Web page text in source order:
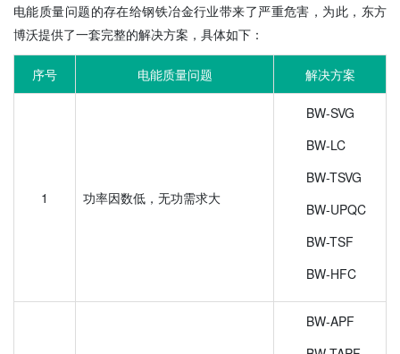
电能质量问题的存在给钢铁冶金行业带来了严重危害，为此，东方
博沃提供了一套完整的解决方案，具体如下：
序号 电能质量问题 解决方案
1 功率因数低，无功需求大
BW-SVG
BW-LC
BW-TSVG
BW-UPQC
BW-TSF
BW-HFC
BW-APF